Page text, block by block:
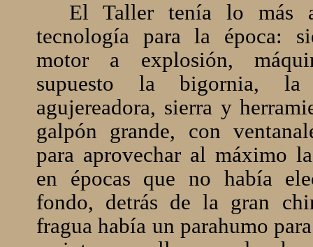
El Taller tenía lo más
tecnología para la época:
motor a explosión,
supuesto la bigornia,
agujereadora, sierra y
galpón grande, con
para aprovechar al máximo
en épocas que no había
fondo, detrás de la gran
fragua había un parahumo